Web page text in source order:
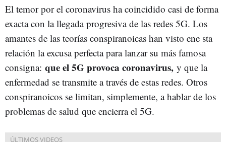
El temor por el coronavirus ha coincidido casi de forma
exacta con la llegada progresiva de las redes 5G. Los
amantes de las teorías conspiranoicas han visto ene sta
relación la excusa perfecta para lanzar su más famosa
consigna: que el 5G provoca coronavirus, y que la
enfermedad se transmite a través de estas redes. Otros
conspiranoicos se limitan, simplemente, a hablar de los
problemas de salud que encierra el 5G.